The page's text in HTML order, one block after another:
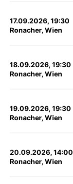
17.09.2026, 19:30
Ronacher, Wien
18.09.2026, 19:30
Ronacher, Wien
19.09.2026, 19:30
Ronacher, Wien
20.09.2026, 14:00
Ronacher, Wien